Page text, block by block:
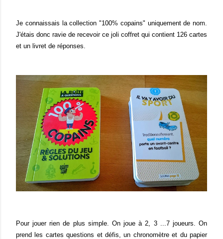
Je connaissais la collection "100% copains" uniquement de nom.
J'étais donc ravie de recevoir ce joli coffret qui contient 126 cartes
et un livret de réponses.
Pour jouer rien de plus simple. On joue à 2, 3 ...7 joueurs. On
prend les cartes questions et défis, un chronomètre et du papier